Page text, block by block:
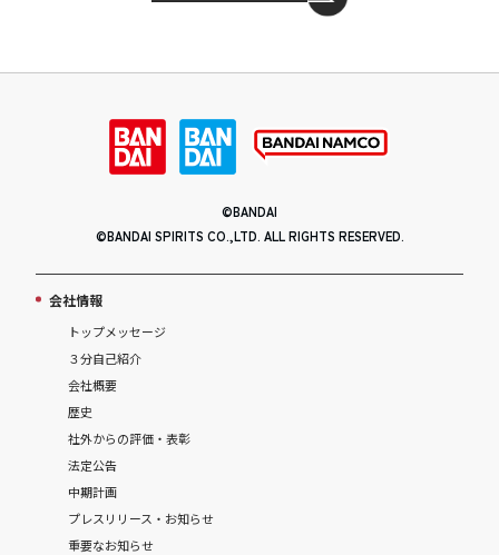
©BANDAI
©BANDAI SPIRITS CO.,LTD. ALL RIGHTS RESERVED.
会社情報
トップメッセージ
３分自己紹介
会社概要
歴史
社外からの評価・表彰
法定公告
中期計画
プレスリリース・お知らせ
重要なお知らせ